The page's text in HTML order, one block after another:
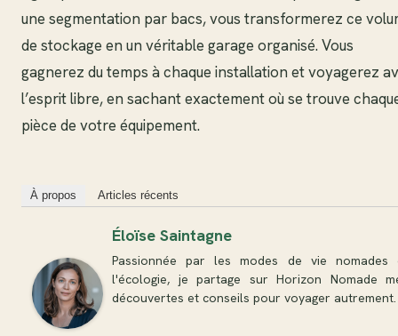
une segmentation par bacs, vous transformerez ce
de stockage en un véritable garage organisé. Vous
gagnerez du temps à chaque installation et voyagerez
l’esprit libre, en sachant exactement où se trouve
pièce de votre équipement.
À propos Articles récents
Éloïse Saintagne
Passionnée par les modes de vie nomades
l'écologie, je partage sur Horizon Nomade
découvertes et conseils pour voyager autrement.